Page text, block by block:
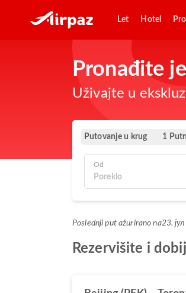
Let Hotel
Pronađite
Uživajte u
Putovanje u krug 1
Od
Poslednji put ažurirano na23.
Rezervišite i